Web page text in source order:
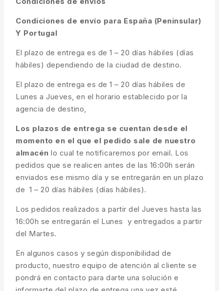
Condiciones de envío para España (Peninsular)
Y Portugal
El plazo de entrega es de 1 – 20 días hábiles (días
hábiles) dependiendo de la ciudad de destino.
El plazo de entrega es de 1 – 20 días hábiles de
Lunes a Jueves, en el horario establecido por la
agencia de destino,
Los plazos de entrega se cuentan desde el
momento en el que el pedido sale de nuestro
almacén lo cual te notificaremos por email. Los
pedidos que se realicen antes de las 16:00h serán
enviados ese mismo día y se entregarán en un plazo
de 1 – 20 días hábiles (días hábiles).
Los pedidos realizados a partir del Jueves hasta las
16:00h se entregarán el Lunes y entregados a partir
del Martes.
En algunos casos y según disponibilidad de
producto, nuestro equipo de atención al cliente se
pondrá en contacto para darte una solución e